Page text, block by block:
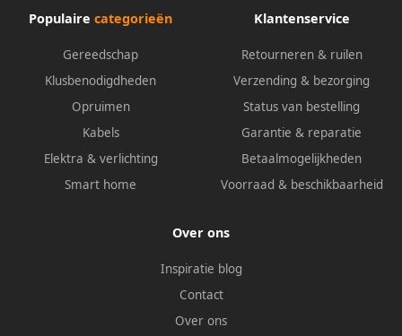
Populaire categorieën
Gereedschap
Klusbenodigdheden
Opruimen
Kabels
Elektra & verlichting
Smart home
Klantenservice
Retourneren & ruilen
Verzending & bezorging
Status van bestelling
Garantie & reparatie
Betaalmogelijkheden
Voorraad & beschikbaarheid
Over ons
Inspiratie blog
Contact
Over ons